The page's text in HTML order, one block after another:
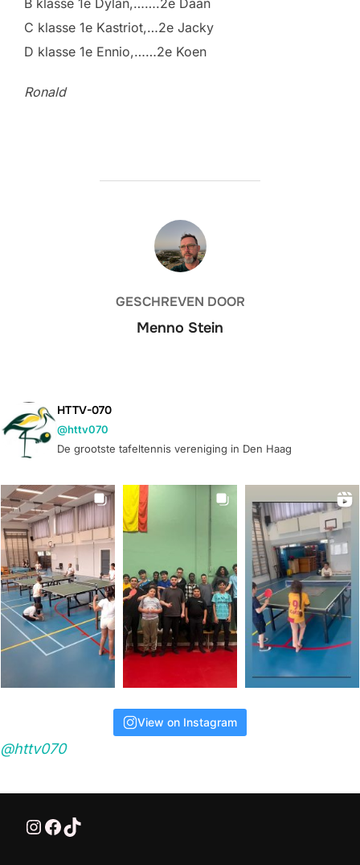
C klasse 1e Kastriot,…2e Jacky
D klasse 1e Ennio,……2e Koen
Ronald
BERICHTAUTEUR
GESCHREVEN DOOR
Menno Stein
HTTV-070
@httv070
De grootste tafeltennis vereniging in Den Haag
View on Instagram
@httv070
@HTTV070
HTTV-070
HTTV-070